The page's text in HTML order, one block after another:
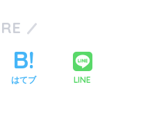
はてブ LINE